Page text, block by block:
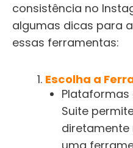
consistência no
algumas dicas para
essas ferramentas:
Escolha a
Plataformas
Suite
diretamente